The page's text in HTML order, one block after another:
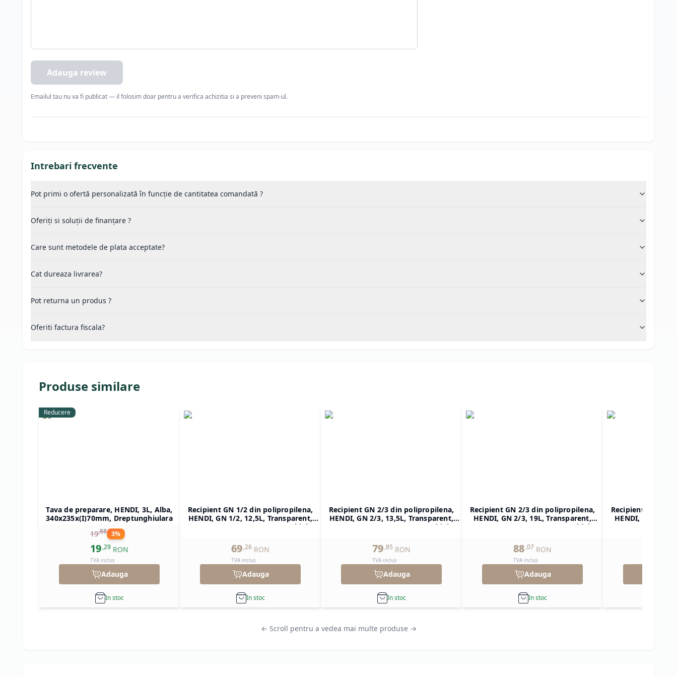
Adauga review
Emailul tau nu va fi publicat — il folosim doar pentru a verifica achizitia si a preveni spam-ul.
Intrebari frecvente
Pot primi o ofertă personalizată în funcție de cantitatea comandată ?
Oferiți si soluții de finanțare ?
Care sunt metodele de plata acceptate?
Cat dureaza livrarea?
Pot returna un produs ?
Oferiti factura fiscala?
Produse similare
Reducere
Tava de preparare, HENDI, 3L, Alba,
340x235x(I)70mm, Dreptunghiulara
19,88 3%
19,29 RON
TVA inclus
Adauga
In stoc
Recipient GN 1/2 din polipropilena,
HENDI, GN 1/2, 12,5L, Transparent,
325x265x(H)200mm, Dreptunghiular
69,26 RON
TVA inclus
Adauga
In stoc
Recipient GN 2/3 din polipropilena,
HENDI, GN 2/3, 13,5L, Transparent,
354x325x(H)150mm, Dreptunghiular
79,85 RON
TVA inclus
Adauga
In stoc
Recipient GN 2/3 din polipropilena,
HENDI, GN 2/3, 19L, Transparent,
354x325x(H)200mm, Dreptunghiular
88,07 RON
TVA inclus
Adauga
In stoc
Recipient GN 1/2
HENDI, GN 1/2,
← Scroll pentru a vedea mai multe produse →